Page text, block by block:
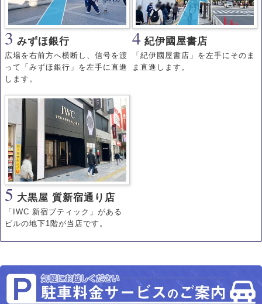
3 みずほ銀行
広場を右前方へ横断し、信号を渡
って「みずほ銀行」を左手に直進
します。
4 紀伊國屋書店
「紀伊國屋書店」を左手にそのま
ま直進します。
5 大黒屋 質新宿通り店
「IWC 新宿ブティック」がある
ビルの地下1階が当店です。